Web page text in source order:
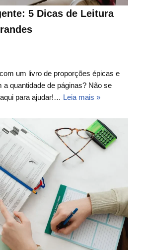
5 Dicas de Leitura
um livro de proporções épicas e
a quantidade de páginas? Não se
para ajudar!… Leia mais »